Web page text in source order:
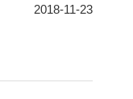
2018-11-23